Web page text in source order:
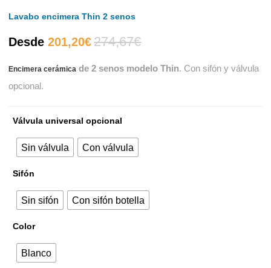
Lavabo encimera Thin 2 senos
Desde 201,20€El
precio
274,67€El
precio
Encimera cerámica de 2 senos modelo Thin. Con sifón y válvula
opcional.
Válvula universal opcional
Sin válvula Con válvula
Sifón
Sin sifón Con sifón botella
Color
Blanco